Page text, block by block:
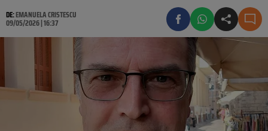
DE:EMANUELA CRISTESCU
09/05/2026 | 16:37